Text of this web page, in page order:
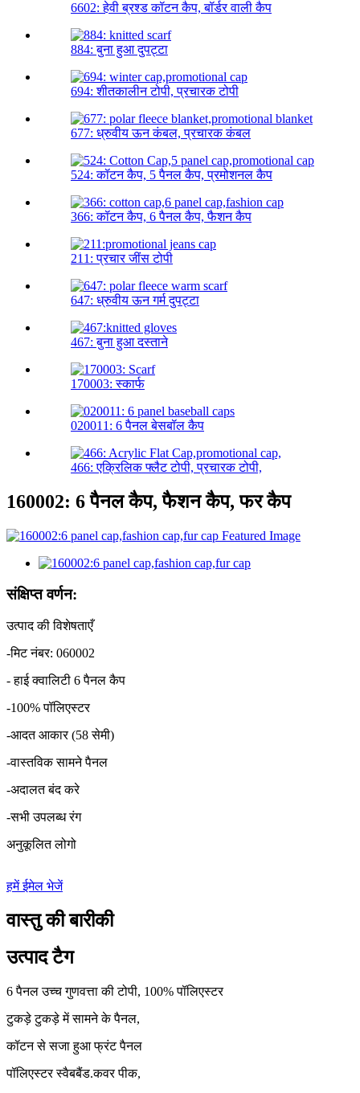
6602: हेवी ब्रश्ड कॉटन कैप, बॉर्डर वाली कैप
884: बुना हुआ दुपट्टा
694: शीतकालीन टोपी, प्रचारक टोपी
677: ध्रुवीय ऊन कंबल, प्रचारक कंबल
524: कॉटन कैप, 5 पैनल कैप, प्रमोशनल कैप
366: कॉटन कैप, 6 पैनल कैप, फैशन कैप
211: प्रचार जींस टोपी
647: ध्रुवीय ऊन गर्म दुपट्टा
467: बुना हुआ दस्ताने
170003: स्कार्फ
020011: 6 पैनल बेसबॉल कैप
466: एक्रिलिक फ्लैट टोपी, प्रचारक टोपी,
160002: 6 पैनल कैप, फैशन कैप, फर कैप
संक्षिप्त वर्णन:
उत्पाद की विशेषताएँ
-मिट नंबर: 060002
- हाई क्वालिटी 6 पैनल कैप
-100% पॉलिएस्टर
-आदत आकार (58 सेमी)
-वास्तविक सामने पैनल
-अदालत बंद करे
-सभी उपलब्ध रंग
अनुकूलित लोगो
हमें ईमेल भेजें
वास्तु की बारीकी
उत्पाद टैग
6 पैनल उच्च गुणवत्ता की टोपी, 100% पॉलिएस्टर
टुकड़े टुकड़े में सामने के पैनल,
कॉटन से सजा हुआ फ्रंट पैनल
पॉलिएस्टर स्वैबबैंड.कवर पीक,